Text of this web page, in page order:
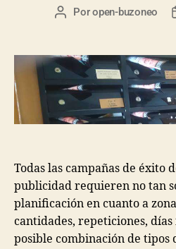
Poropen-buzoneo
Todas las campañas de éxito
publicidad requieren no tan
planificación en cuanto a
cantidades, repeticiones,
posible combinación de tipos